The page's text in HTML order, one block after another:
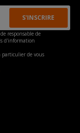
responsable de
d'information
particulier de vous